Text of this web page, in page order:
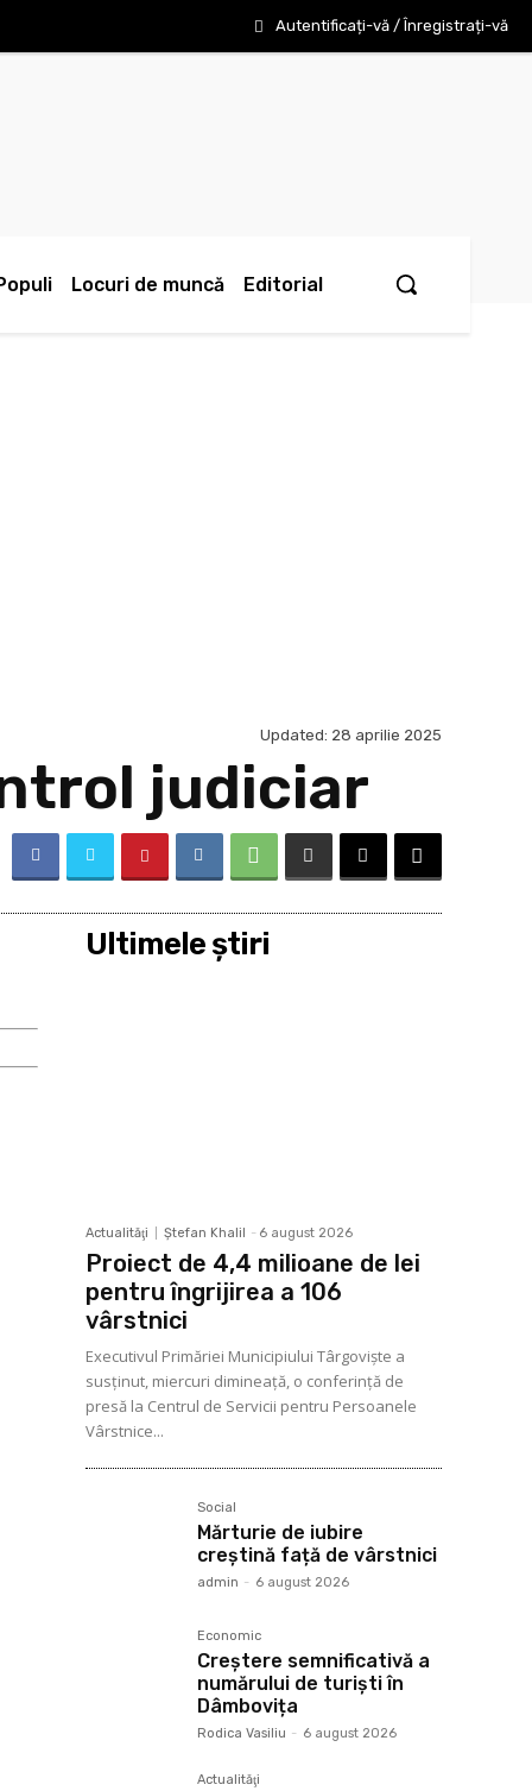
Autentificați-vă / Înregistrați-vă
Locuri de muncă Editorial
Updated: 28 aprilie 2025
judiciar
Ultimele ştiri
Actualităţi Ştefan Khalil - 6 august 2026
Proiect de 4,4 milioane de lei
pentru îngrijirea a 106
vârstnici
Executivul Primăriei Municipiului Târgoviște a
susținut, miercuri dimineață, o conferință de
presă la Centrul de Servicii pentru Persoanele
Vârstnice...
Social
Mărturie de iubire
creștină față de vârstnici
admin - 6 august 2026
Economic
Creștere semnificativă a
numărului de turiști în
Dâmbovița
Rodica Vasiliu - 6 august 2026
Actualităţi